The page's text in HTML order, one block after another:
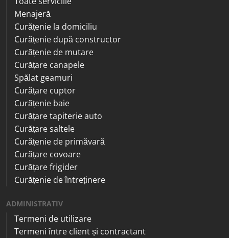
Menajeră
Curățenie la domiciliu
Curățenie după constructor
Curățenie de mutare
Curățare canapele
Spălat geamuri
Curățare cuptor
Curățenie baie
Curățare tapiterie auto
Curățare saltele
Curățenie de primăvară
Curățare covoare
Curățare frigider
Curățenie de întreținere
ADMINISTRATIV
Termeni de utilizare
Termeni între client și contractant